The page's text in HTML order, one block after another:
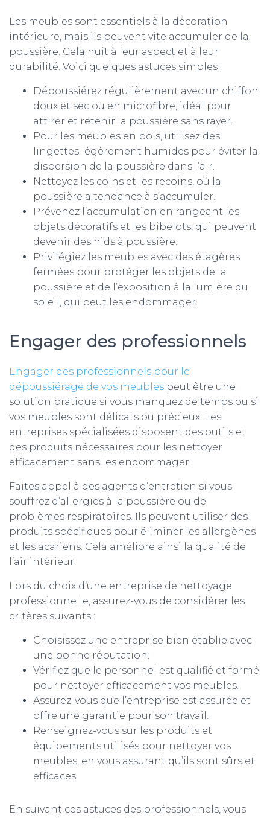
Les meubles sont essentiels à la décoration
intérieure, mais ils peuvent vite accumuler de la
poussière. Cela nuit à leur aspect et à leur
durabilité. Voici quelques astuces simples :
Dépoussiérez régulièrement avec un chiffon
doux et sec ou en microfibre, idéal pour
attirer et retenir la poussière sans rayer.
Pour les meubles en bois, utilisez des
lingettes légèrement humides pour éviter la
dispersion de la poussière dans l’air.
Nettoyez les coins et les recoins, où la
poussière a tendance à s’accumuler.
Prévenez l’accumulation en rangeant les
objets décoratifs et les bibelots, qui peuvent
devenir des nids à poussière.
Privilégiez les meubles avec des étagères
fermées pour protéger les objets de la
poussière et de l’exposition à la lumière du
soleil, qui peut les endommager.
Engager des professionnels
Engager des professionnels pour le
dépoussiérage de vos meubles peut être une
solution pratique si vous manquez de temps ou si
vos meubles sont délicats ou précieux. Les
entreprises spécialisées disposent des outils et
des produits nécessaires pour les nettoyer
efficacement sans les endommager.
Faites appel à des agents d’entretien si vous
souffrez d’allergies à la poussière ou de
problèmes respiratoires. Ils peuvent utiliser des
produits spécifiques pour éliminer les allergènes
et les acariens. Cela améliore ainsi la qualité de
l’air intérieur.
Lors du choix d’une entreprise de nettoyage
professionnelle, assurez-vous de considérer les
critères suivants :
Choisissez une entreprise bien établie avec
une bonne réputation.
Vérifiez que le personnel est qualifié et formé
pour nettoyer efficacement vos meubles.
Assurez-vous que l’entreprise est assurée et
offre une garantie pour son travail.
Renseignez-vous sur les produits et
équipements utilisés pour nettoyer vos
meubles, en vous assurant qu’ils sont sûrs et
efficaces.
En suivant ces astuces des professionnels, vous